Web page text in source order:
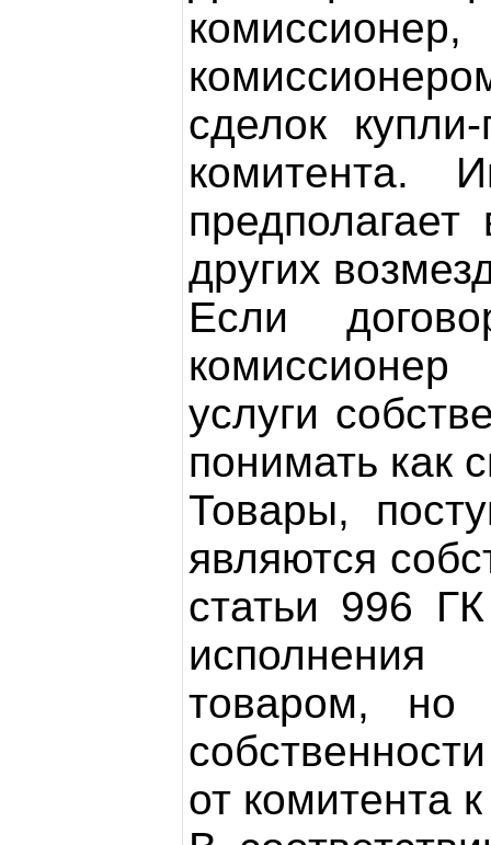
сделок
комитента.
других
Если
услуги
понимать как
Товары,
являются
статьи 996
исполнения
товаром, но
от комитента